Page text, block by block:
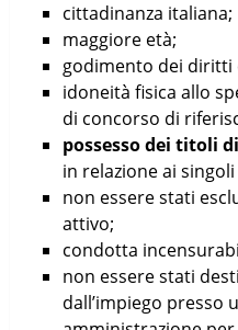
cittadinanza italiana;
maggiore età;
godimento dei diritti
idoneità fisica allo
di concorso di
possesso dei titoli
in relazione ai
non essere stati
attivo;
condotta
non essere stati
dall’impiego presso